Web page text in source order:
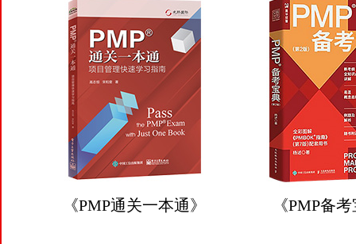
RATE
《PMP通关一本通》 《PMP备